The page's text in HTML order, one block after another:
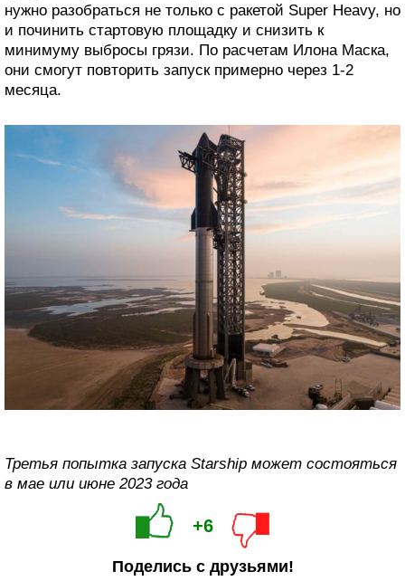
нужно разобраться не только с ракетой Super Heavy, но
и починить стартовую площадку и снизить к
минимуму выбросы грязи. По расчетам Илона Маска,
они смогут повторить запуск примерно через 1-2
месяца.
Третья попытка запуска Starship может состояться
в мае или июне 2023 года
+6
Поделись с друзьями!